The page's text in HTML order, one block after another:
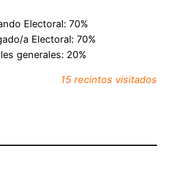
Electoral: 70%
a Electoral: 70%
generales: 20%
15 recintos visitados